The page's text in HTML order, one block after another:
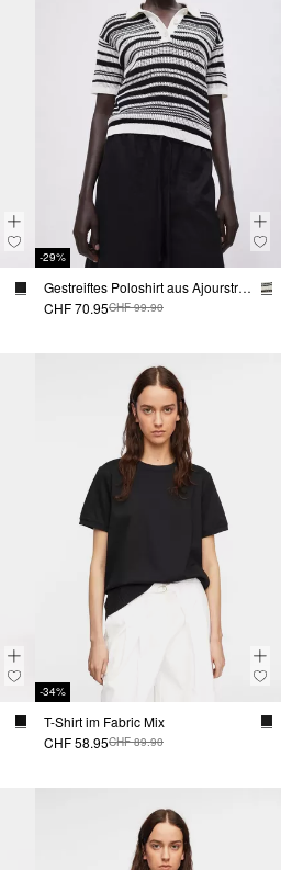
-29%
Gestreiftes Poloshirt aus Ajourstrick
CHF 70.95CHF 99.90
-34%
T-Shirt im Fabric Mix
CHF 58.95CHF 89.90